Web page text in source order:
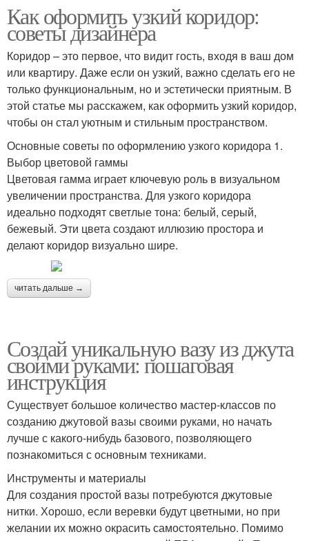
Как оформить узкий коридор:
советы дизайнера
Коридор – это первое, что видит гость, входя в ваш дом
или квартиру. Даже если он узкий, важно сделать его не
только функциональным, но и эстетически приятным. В
этой статье мы расскажем, как оформить узкий коридор,
чтобы он стал уютным и стильным пространством.
Основные советы по оформлению узкого коридора 1.
Выбор цветовой гаммы
Цветовая гамма играет ключевую роль в визуальном
увеличении пространства. Для узкого коридора
идеально подходят светлые тона: белый, серый,
бежевый. Эти цвета создают иллюзию простора и
делают коридор визуально шире.
читать дальше →
Создай уникальную вазу из джута
своими руками: пошаговая
инструкция
Существует большое количество мастер-классов по
созданию джутовой вазы своими руками, но начать
лучше с какого-нибудь базового, позволяющего
познакомиться с основным техниками.
Инструменты и материалы
Для создания простой вазы потребуются джутовые
нитки. Хорошо, если веревки будут цветными, но при
желании их можно окрасить самостоятельно. Помимо